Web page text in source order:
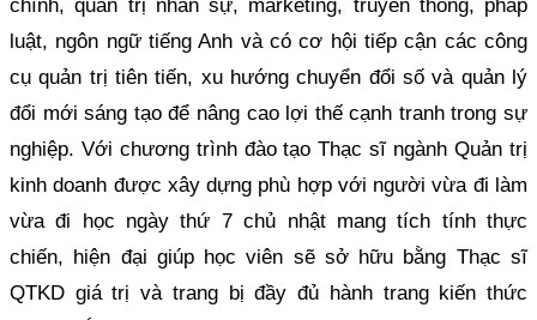
chính, quản trị nhân sự, marketing, truyền thông, pháp
luật, ngôn ngữ tiếng Anh và có cơ hội tiếp cận các công
cụ quản trị tiên tiến, xu hướng chuyển đổi số và quản lý
đổi mới sáng tạo để nâng cao lợi thế cạnh tranh trong sự
nghiệp. Với chương trình đào tạo Thạc sĩ ngành Quản trị
kinh doanh được xây dựng phù hợp với người vừa đi làm
vừa đi học ngày thứ 7 chủ nhật mang tích tính thực
chiến, hiện đại giúp học viên sẽ sở hữu bằng Thạc sĩ
QTKD giá trị và trang bị đầy đủ hành trang kiến thức